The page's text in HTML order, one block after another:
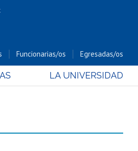
Funcionarias/os Egresadas/os
LA UNIVERSIDAD